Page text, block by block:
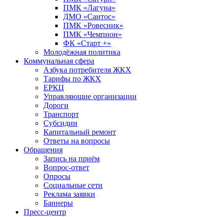
ПМК «Лагуна»
ДМО «Сантос»
ПМК «Ровесник»
ПМК «Чемпион»
ФК «Старт +»
Молодёжная политика
Коммунальная сфера
Азбука потребителя ЖКХ
Тарифы по ЖКХ
ЕРКЦ
Управляющие организации
Дороги
Транспорт
Субсидии
Капитальный ремонт
Ответы на вопросы
Обращения
Запись на приём
Вопрос-ответ
Опросы
Социальные сети
Реклама заявки
Баннеры
Пресс-центр